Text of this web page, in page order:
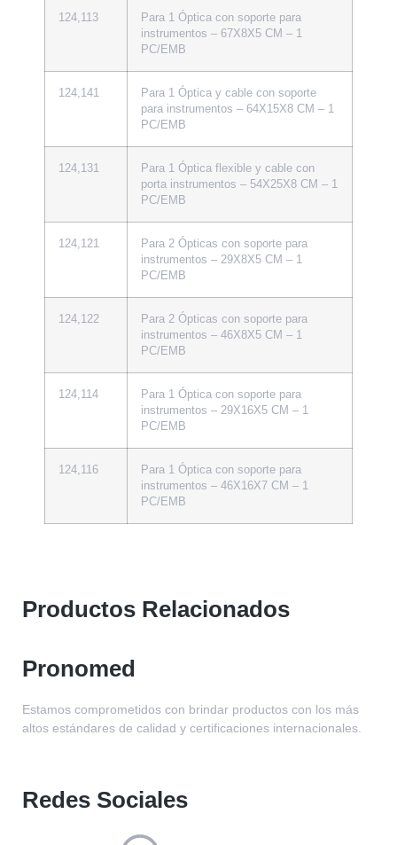
124,113
Para 1 Óptica con soporte para
instrumentos – 67X8X5 CM – 1
PC/EMB
124,141
Para 1 Óptica y cable con soporte
para instrumentos – 64X15X8 CM – 1
PC/EMB
124,131
Para 1 Óptica flexible y cable con
porta instrumentos – 54X25X8 CM – 1
PC/EMB
124,121
Para 2 Ópticas con soporte para
instrumentos – 29X8X5 CM – 1
PC/EMB
124,122
Para 2 Ópticas con soporte para
instrumentos – 46X8X5 CM – 1
PC/EMB
124,114
Para 1 Óptica con soporte para
instrumentos – 29X16X5 CM – 1
PC/EMB
124,116
Para 1 Óptica con soporte para
instrumentos – 46X16X7 CM – 1
PC/EMB
Productos Relacionados
Pronomed
Estamos comprometidos con brindar productos con los más
altos estándares de calidad y certificaciones internacionales.
Redes Sociales